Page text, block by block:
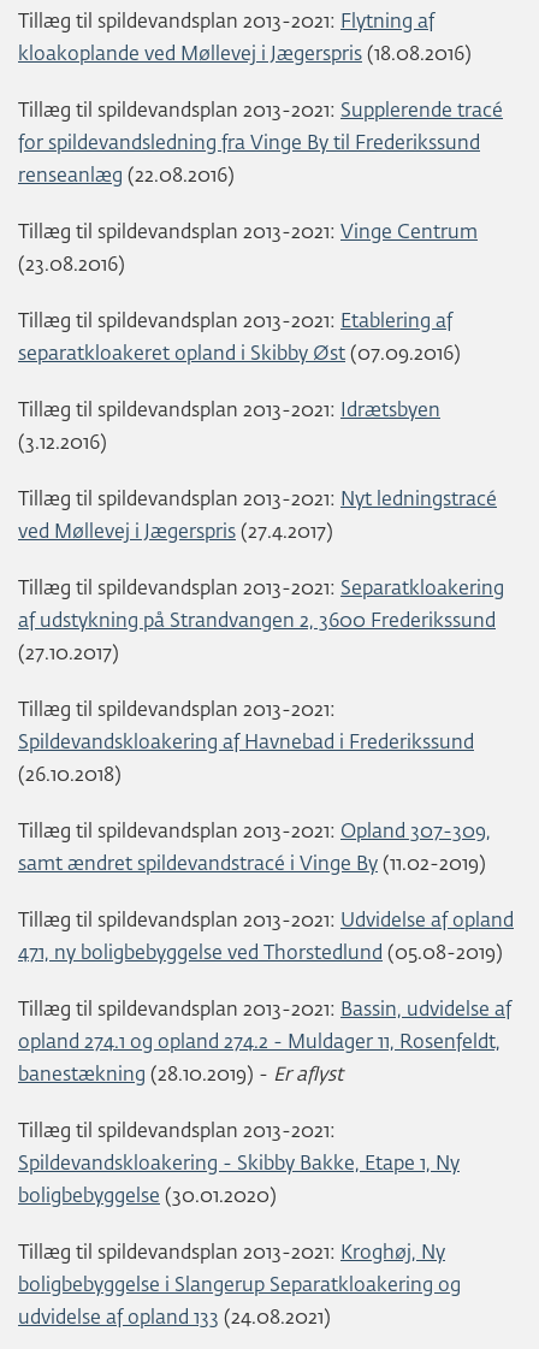
Tillæg til spildevandsplan 2013-2021: Flytning af
kloakoplande ved Møllevej i Jægerspris (18.08.2016)
Tillæg til spildevandsplan 2013-2021: Supplerende tracé
for spildevandsledning fra Vinge By til Frederikssund
renseanlæg (22.08.2016)
Tillæg til spildevandsplan 2013-2021: Vinge Centrum
(23.08.2016)
Tillæg til spildevandsplan 2013-2021: Etablering af
separatkloakeret opland i Skibby Øst (07.09.2016)
Tillæg til spildevandsplan 2013-2021:
Idrætsbyen
(3.12.2016)
Tillæg til spildevandsplan 2013-2021: Nyt ledningstracé
ved Møllevej i Jægerspris (27.4.2017)
Tillæg til spildevandsplan 2013-2021: Separatkloakering
af udstykning på Strandvangen 2, 3600 Frederikssund
(27.10.2017)
Tillæg til spildevandsplan 2013-2021:
Spildevandskloakering af Havnebad i Frederikssund
(26.10.2018)
Tillæg til spildevandsplan 2013-2021: Opland 307-309,
samt ændret spildevandstracé i Vinge By (11.02-2019)
Tillæg til spildevandsplan 2013-2021: Udvidelse af opland
471, ny boligbebyggelse ved Thorstedlund (05.08-2019)
Tillæg til spildevandsplan 2013-2021: Bassin, udvidelse af
opland 274.1 og opland 274.2 - Muldager 11, Rosenfeldt,
banestækning (28.10.2019) - Er aflyst
Tillæg til spildevandsplan 2013-2021:
Spildevandskloakering - Skibby Bakke, Etape 1, Ny
boligbebyggelse (30.01.2020)
Tillæg til spildevandsplan 2013-2021: Kroghøj, Ny
boligbebyggelse i Slangerup Separatkloakering og
udvidelse af opland 133 (24.08.2021)